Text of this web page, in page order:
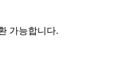
가능합니다.